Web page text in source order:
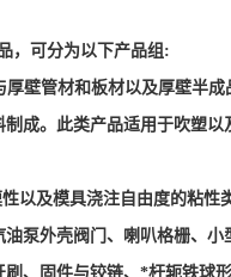
，可分为以下产品组:
壁管材和板材以及厚壁半
成。此类产品适用于吹塑以
以及模具浇注自由度的粘性
泵外壳阀门、喇叭格栅、小
、固件与铰链、*杆轭铁球形